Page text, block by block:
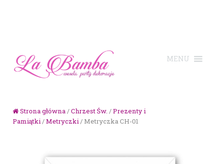
Strona główna/Chrzest Św. /Prezenty i
Pamiątki/Metryczki/ Metryczka CH-01